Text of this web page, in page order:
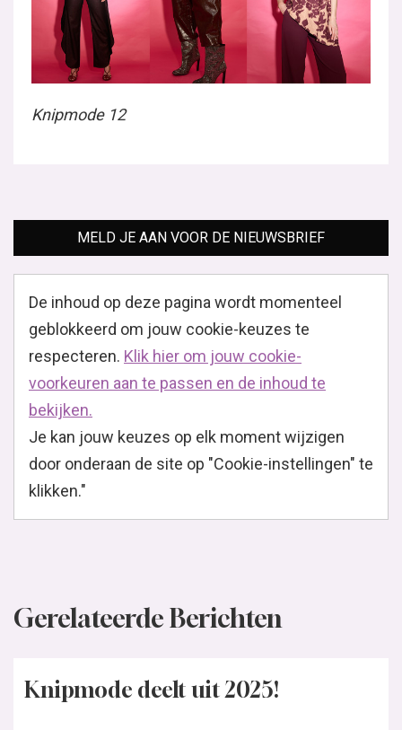
Knipmode 12
MELD JE AAN VOOR DE NIEUWSBRIEF
De inhoud op deze pagina wordt momenteel
geblokkeerd om jouw cookie-keuzes te
respecteren. Klik hier om jouw cookie-
voorkeuren aan te passen en de inhoud te
bekijken.
Je kan jouw keuzes op elk moment wijzigen
door onderaan de site op "Cookie-instellingen" te
klikken."
Gerelateerde Berichten
Knipmode deelt uit 2025!